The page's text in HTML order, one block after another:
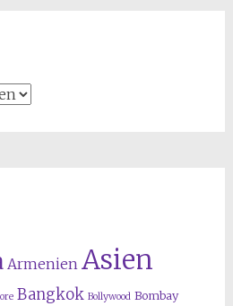
Armenien Asien
Bangkok Bollywood Bombay